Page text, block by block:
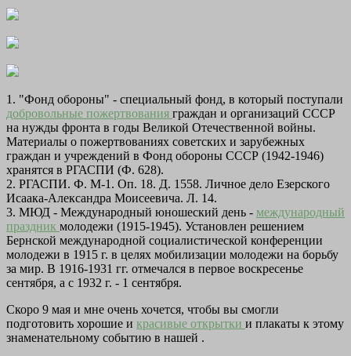
1. "Фонд обороны" - специальный фонд, в который поступали
добровольные пожертвования граждан и организаций СССР
на нужды фронта в годы Великой Отечественной войны.
Материалы о пожертвованиях советских и зарубежных
граждан и учреждений в Фонд обороны СССР (1942-1946)
хранятся в РГАСПИ (Ф. 628).
2. РГАСПИ. Ф. М-1. Оп. 18. Д. 1558. Личное дело Езерского
Исаака-Александра Моисеевича. Л. 14.
3. МЮД - Международный юношеский день - международный
праздник молодежи (1915-1945). Установлен решением
Бернской международной социалистической конференции
молодежи в 1915 г. в целях мобилизации молодежи на борьбу
за мир. В 1916-1931 гг. отмечался в первое воскресенье
сентября, а с 1932 г. - 1 сентября.
Скоро 9 мая и мне очень хочется, чтобы вы смогли
подготовить хорошие и красивые открытки и плакаты к этому
знаменательному событию в нашей .